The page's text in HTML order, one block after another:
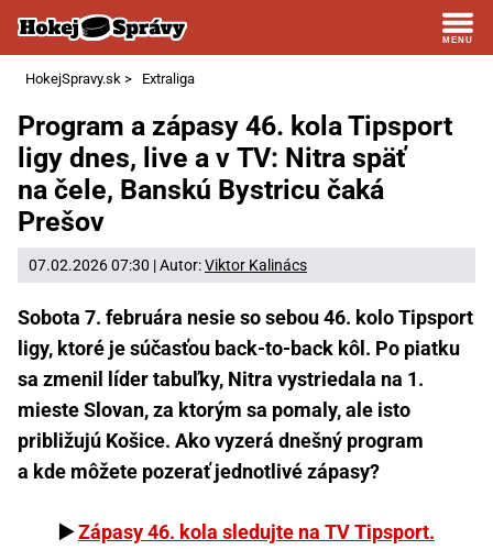
HokejSpravy.sk > Extraliga
Program a zápasy 46. kola Tipsport
ligy dnes, live a v TV: Nitra späť
na čele, Banskú Bystricu čaká
Prešov
07.02.2026 07:30 | Autor:Viktor Kalinács
Sobota 7. februára nesie so sebou 46. kolo Tipsport
ligy, ktoré je súčasťou back-to-back kôl. Po piatku
sa zmenil líder tabuľky, Nitra vystriedala na 1.
mieste Slovan, za ktorým sa pomaly, ale isto
približujú Košice. Ako vyzerá dnešný program
a kde môžete pozerať jednotlivé zápasy?
▶️Zápasy 46. kola sledujte na TV Tipsport.